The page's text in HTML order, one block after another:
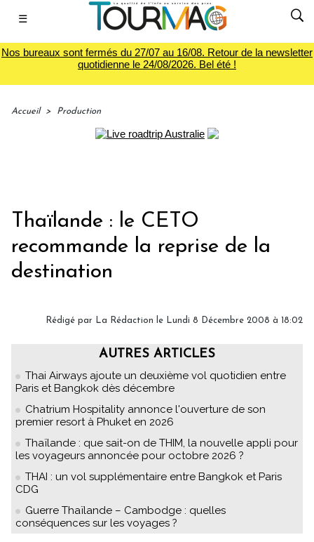
☰
Nos bureaux sont fermés du 27/07 au 16/08. Retour de la newsletter
quotidienne le 24/08/2026. Bel été !
Accueil > Production
Thaïlande : le CETO
recommande la reprise de la
destination
Rédigé par La Rédaction le Lundi 8 Décembre 2008 à 18:02
AUTRES ARTICLES
Thai Airways ajoute un deuxième vol quotidien entre
Paris et Bangkok dès décembre
Chatrium Hospitality annonce l'ouverture de son
premier resort à Phuket en 2026
Thaïlande : que sait-on de THIM, la nouvelle appli pour
les voyageurs annoncée pour octobre 2026 ?
THAI : un vol supplémentaire entre Bangkok et Paris
CDG
Guerre Thaïlande – Cambodge : quelles
conséquences sur les voyages ?